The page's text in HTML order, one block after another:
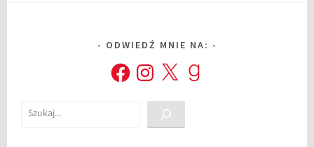
ODWIEDŹ MNIE NA:
FacebookInstagram
X Goodreads
Szukaj